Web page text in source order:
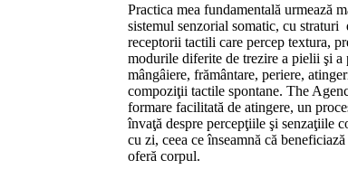
Practica mea fundamentală urmează
sistemul senzorial somatic, cu straturi
receptorii tactili care percep textura,
modurile diferite de trezire a pielii şi
mângâiere, frământare, periere,
compoziţii tactile spontane. The
formare facilitată de atingere, un
învaţă despre percepţiile şi senzaţiile
cu zi, ceea ce înseamnă că
oferă corpul.